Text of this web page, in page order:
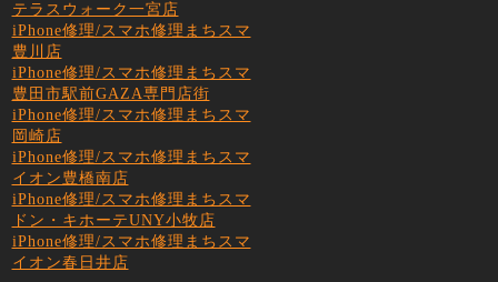
テラスウォーク一宮店
iPhone修理/スマホ修理まちスマ
豊川店
iPhone修理/スマホ修理まちスマ
豊田市駅前GAZA専門店街
iPhone修理/スマホ修理まちスマ
岡崎店
iPhone修理/スマホ修理まちスマ
イオン豊橋南店
iPhone修理/スマホ修理まちスマ
ドン・キホーテUNY小牧店
iPhone修理/スマホ修理まちスマ
イオン春日井店